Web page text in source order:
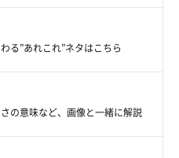
合は、ウエットフードを活用す
る”あれこれ”ネタはこちら
の意味など、画像と一緒に解説